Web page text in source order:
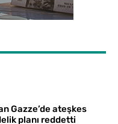
Gazze’de ateşkes
planı reddetti